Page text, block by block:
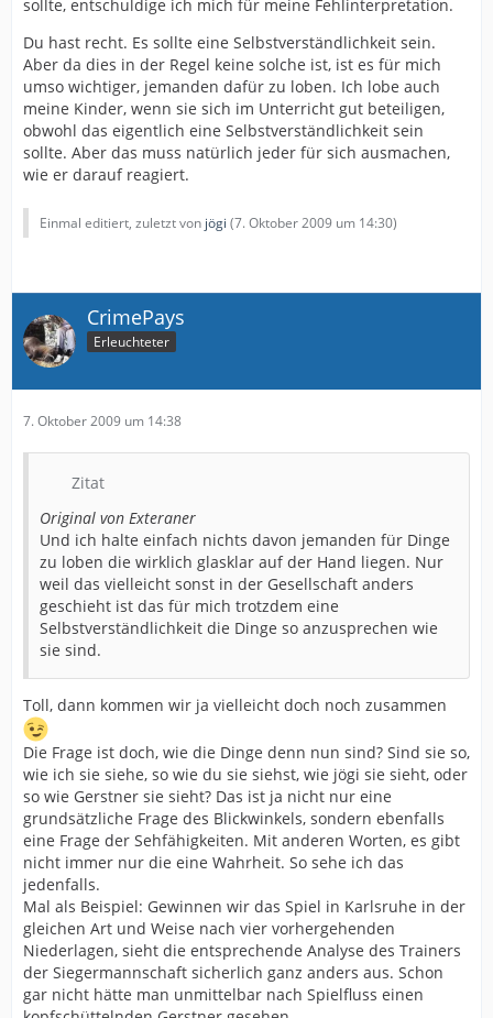
sollte, entschuldige ich mich für meine Fehlinterpretation.
Du hast recht. Es sollte eine Selbstverständlichkeit sein.
Aber da dies in der Regel keine solche ist, ist es für mich
umso wichtiger, jemanden dafür zu loben. Ich lobe auch
meine Kinder, wenn sie sich im Unterricht gut beteiligen,
obwohl das eigentlich eine Selbstverständlichkeit sein
sollte. Aber das muss natürlich jeder für sich ausmachen,
wie er darauf reagiert.
Einmal editiert, zuletzt von jögi (7. Oktober 2009 um 14:30)
CrimePays
Erleuchteter
7. Oktober 2009 um 14:38
Zitat
Original von Exteraner
Und ich halte einfach nichts davon jemanden für Dinge
zu loben die wirklich glasklar auf der Hand liegen. Nur
weil das vielleicht sonst in der Gesellschaft anders
geschieht ist das für mich trotzdem eine
Selbstverständlichkeit die Dinge so anzusprechen wie
sie sind.
Toll, dann kommen wir ja vielleicht doch noch zusammen
Die Frage ist doch, wie die Dinge denn nun sind? Sind sie so,
wie ich sie siehe, so wie du sie siehst, wie jögi sie sieht, oder
so wie Gerstner sie sieht? Das ist ja nicht nur eine
grundsätzliche Frage des Blickwinkels, sondern ebenfalls
eine Frage der Sehfähigkeiten. Mit anderen Worten, es gibt
nicht immer nur die eine Wahrheit. So sehe ich das
jedenfalls.
Mal als Beispiel: Gewinnen wir das Spiel in Karlsruhe in der
gleichen Art und Weise nach vier vorhergehenden
Niederlagen, sieht die entsprechende Analyse des Trainers
der Siegermannschaft sicherlich ganz anders aus. Schon
gar nicht hätte man unmittelbar nach Spielfluss einen